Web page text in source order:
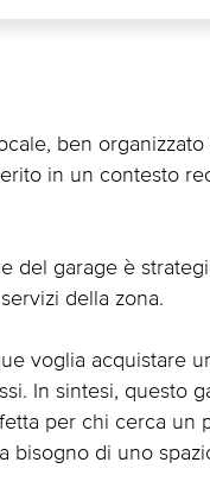
ben
in un contesto
del garage è
della zona.
voglia acquistare
In sintesi, questo
per chi cerca
bisogno di uno